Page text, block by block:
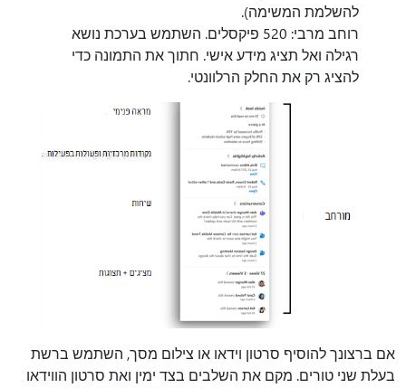
להשלמת המשימה).
רוחב מרבי: 520 פיקסלים. השתמש בערכת נושא
רגילה ואל תציג מידע אישי. חתוך את התמונה כדי
להציג רק את החלק הרלוונטי.
אם ברצונך להוסיף סרטון וידאו או צילום מסך, השתמש ברשת
בעלת שני טורים. מקם את השלבים בצד ימין ואת סרטון הווידאו